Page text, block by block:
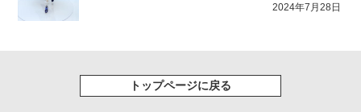
2024年7月28日
トップページに戻る